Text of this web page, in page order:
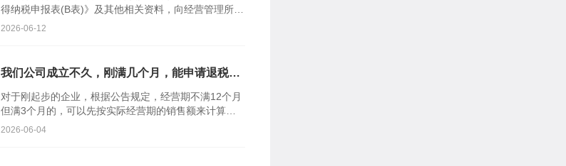
得纳税申报表(B表)》及其他相关资料，向经营管理所在
地主管税务机关办理汇算清缴。企业在年度中间合并、
2026-06-12
我们公司成立不久，刚满几个月，能申请退税
呢？
对于刚起步的企业，根据公告规定，经营期不满12个月
但满3个月的，可以先按实际经营期的销售额来计算行
业占比。不过要留意两点：一是纳税信用等级需要一定
2026-06-04